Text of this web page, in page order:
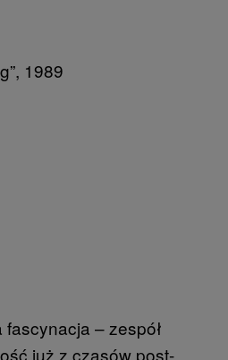
1989
– zespół
już z czasów post-